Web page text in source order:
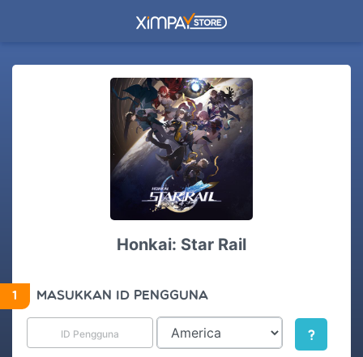
Honkai: Star Rail
1 MASUKKAN ID PENGGUNA